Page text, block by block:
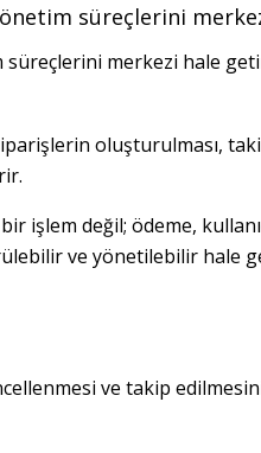
süreçlerini
merkezi hale
oluşturulması,
işlem değil; ödeme,
ve yönetilebilir hale
ve takip